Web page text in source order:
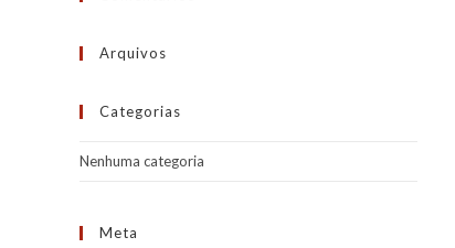
Arquivos
Categorias
Nenhuma categoria
Meta